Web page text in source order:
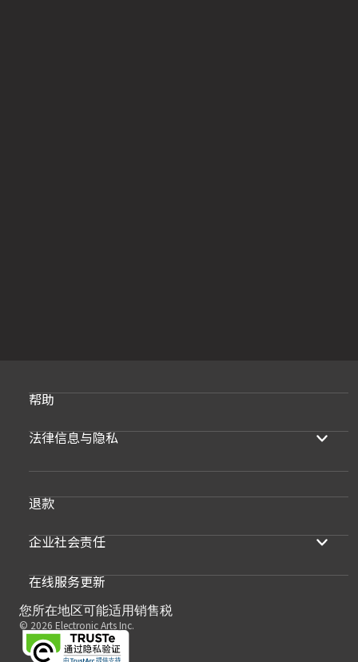
帮助
法律信息与隐私
退款
企业社会责任
在线服务更新
您所在地区可能适用销售税
© 2026 Electronic Arts Inc.